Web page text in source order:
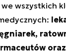
wszystkich
oraz